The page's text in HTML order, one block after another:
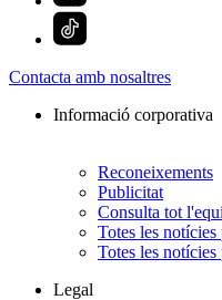
Contacta amb nosaltres
Informació corporativa
Reconeixements
Publicitat
Consulta tot
Totes les
Totes les
Legal